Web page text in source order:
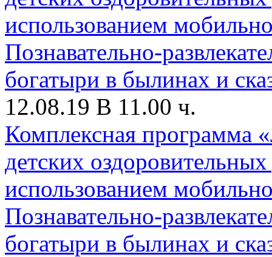
12.08.19 В 11.00 ч.
Комплексная программа
детских
использованием
Познавательно-
богатыри в былинах и